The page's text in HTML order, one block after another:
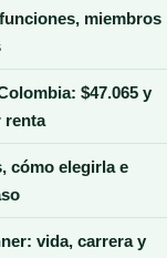
miembros
$47.065 y
renta
cómo elegirla e
vida, carrera y